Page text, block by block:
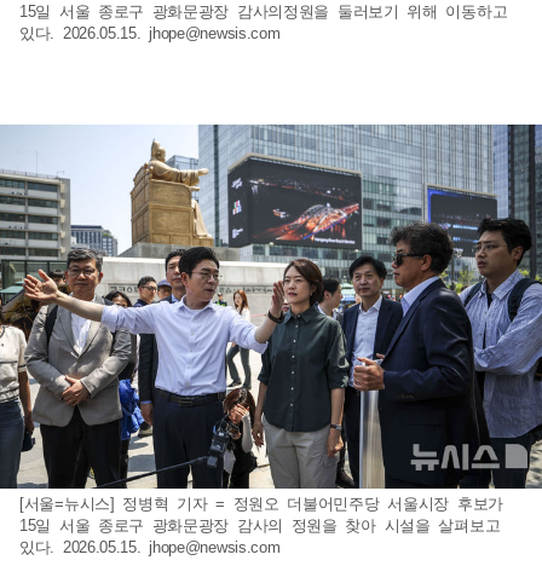
15일 서울 종로구 광화문광장 감사의정원을 둘러보기 위해 이동하고
있다. 2026.05.15. jhope@newsis.com
[서울=뉴시스] 정병혁 기자 = 정원오 더불어민주당 서울시장 후보가
15일 서울 종로구 광화문광장 감사의 정원을 찾아 시설을 살펴보고
있다. 2026.05.15. jhope@newsis.com